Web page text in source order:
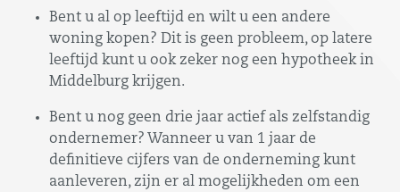
Bent u al op leeftijd en wilt u een andere
woning kopen? Dit is geen probleem, op latere
leeftijd kunt u ook zeker nog een hypotheek in
Middelburg krijgen.
Bent u nog geen drie jaar actief als zelfstandig
ondernemer? Wanneer u van 1 jaar de
definitieve cijfers van de onderneming kunt
aanleveren, zijn er al mogelijkheden om een